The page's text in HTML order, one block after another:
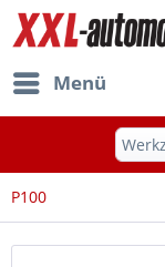
Menü
P100